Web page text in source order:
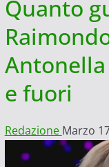
Quanto
Antonella
e fuori
Redazione Marzo